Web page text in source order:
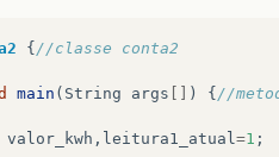
{ //classe conta2
main ( String args ) { //
valor_kwh , leitura1_atual =1 ;